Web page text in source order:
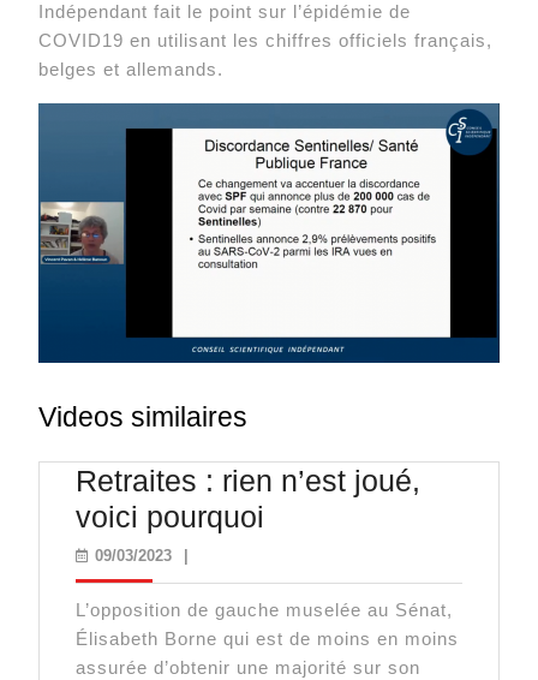
Indépendant fait le point sur l’épidémie de
COVID19 en utilisant les chiffres officiels français,
belges et allemands.
Videos similaires
Retraites : rien n’est joué,
voici pourquoi
rien
n’est
joué,
09/03/202309/03/2023
L’opposition de gauche muselée au Sénat,
Élisabeth Borne qui est de moins en moins
assurée d’obtenir une majorité sur son